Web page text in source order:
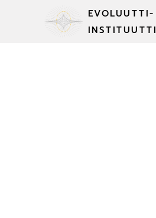
EVOLUUTTI-
INSTITUUTTI